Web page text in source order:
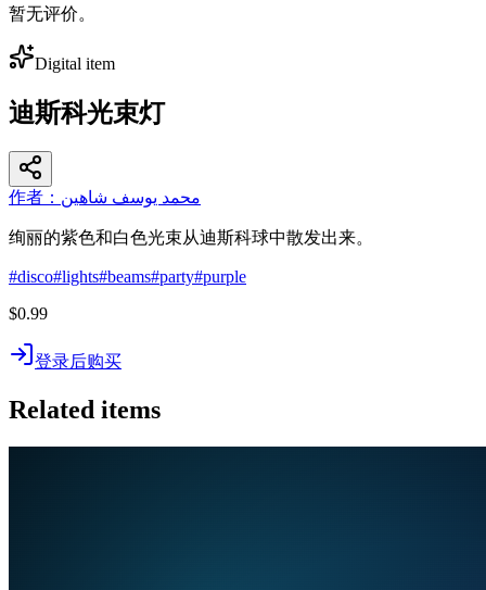
暂无评价。
Digital item
迪斯科光束灯
作者：محمد يوسف شاهين
绚丽的紫色和白色光束从迪斯科球中散发出来。
#disco#lights#beams#party#purple
$0.99
登录后购买
Related items